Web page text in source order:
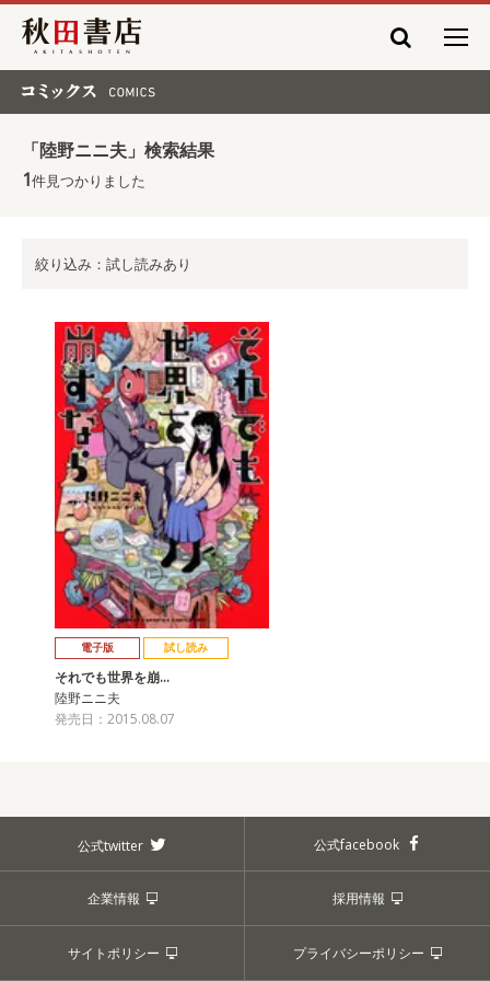
秋田書店
「陸野ニニ夫」検索結果
1件見つかりました
絞り込み：試し読みあり
電子版 試し読み
それでも世界を崩…
陸野ニニ夫
発売日：2015.08.07
公式twitter 公式facebook
企業情報 採用情報
サイトポリシー プライバシーポリシー